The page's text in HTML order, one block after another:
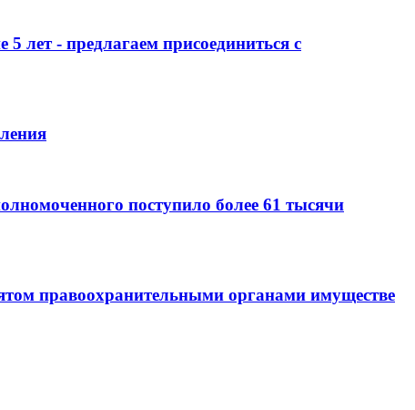
лет - предлагаем присоединиться с
поступило более 61 тысячи
правоохранительными органами имуществе